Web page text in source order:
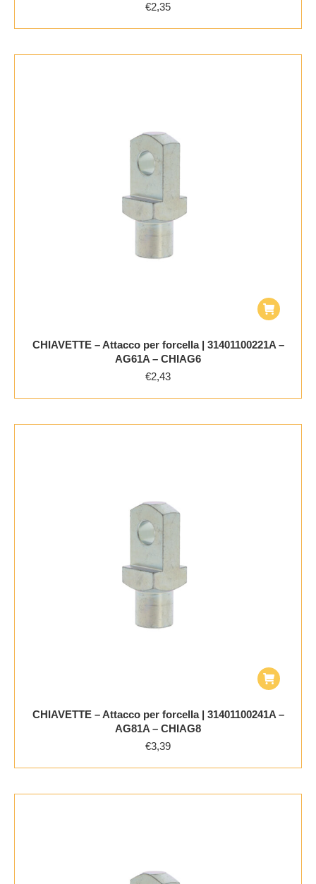
€2,35
CHIAVETTE – Attacco per forcella | 31401100221A –
AG61A – CHIAG6
€2,43
CHIAVETTE – Attacco per forcella | 31401100241A –
AG81A – CHIAG8
€3,39